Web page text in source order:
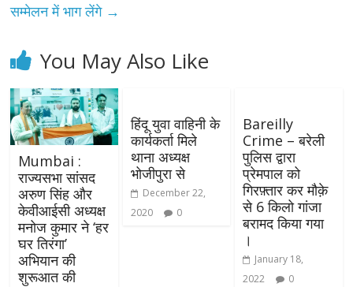
सम्मेलन में भाग लेंगे →
You May Also Like
Mumbai :
राज्यसभा सांसद
अरुण सिंह और
केवीआईसी अध्यक्ष
मनोज कुमार ने ‘हर
घर तिरंगा’
अभियान की
शुरूआत की
हिंदू युवा वाहिनी के
कार्यकर्ता मिले
थाना अध्यक्ष
भोजीपुरा से
December 22,
2020
0
Bareilly
Crime – बरेली
पुलिस द्वारा
प्रेमपाल को
गिरफ़्तार कर मौक़े
से 6 किलो गांजा
बरामद किया गया
।
January 18,
2022
0